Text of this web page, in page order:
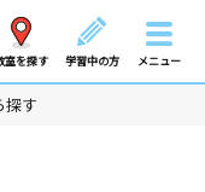
室を探す 学習中の方 メニュー
探す